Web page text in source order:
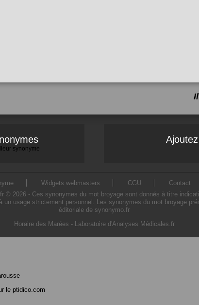
synonyme
Widgets webmasters CGU Contact
© 2026 - Ces synonymes du mot broyage sont donnés à titre
usage strictement personnel. Les synonymes du mot broyage
éditoriale de synonymo.fr
Horaire des Marées - Laboratoire d'Analyses Médicales.fr
le ptidico.com